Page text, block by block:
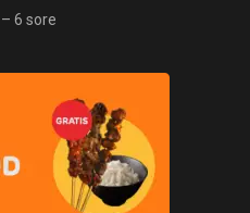
6 sore